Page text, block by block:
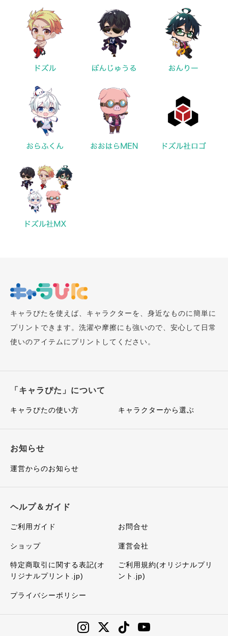
キャラぴたを使えば、キャラクターを、身近なものに簡単に
プリントできます。洗濯や摩擦にも強いので、安心して日常
使いのアイテムにプリントしてください。
「キャラぴた」について
キャラぴたの使い方 キャラクターから選ぶ
お知らせ
運営からのお知らせ
ヘルプ＆ガイド
ご利用ガイド お問合せ
ショップ 運営会社
特定商取引に関する表記(オ
リジナルプリント.jp)
ご利用規約(オリジナルプリ
ント.jp)
プライバシーポリシー